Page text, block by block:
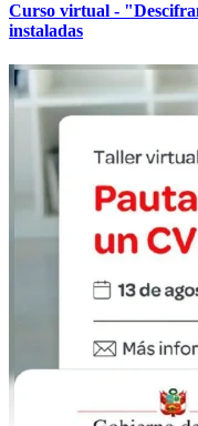
Curso virtual -
instaladas